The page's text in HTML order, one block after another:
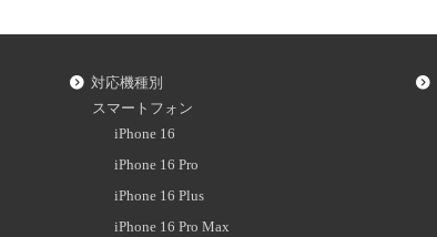
対応機種別
スマートフォン
iPhone 16
iPhone 16 Pro
iPhone 16 Plus
iPhone 16 Pro Max